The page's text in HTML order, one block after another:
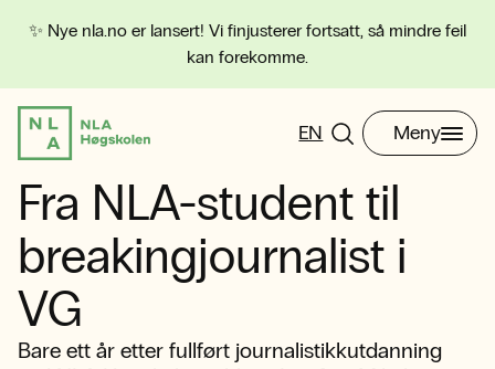
✨ Nye nla.no er lansert! Vi finjusterer fortsatt, så mindre feil
kan forekomme.
EN Meny
Fra NLA-student til
breakingjournalist i
VG
Bare ett år etter fullført journalistikkutdanning